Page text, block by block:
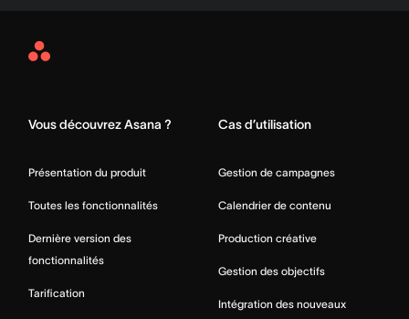
Asana
Vous découvrez Asana ?
Présentation du produit
Toutes les fonctionnalités
Dernière version des
fonctionnalités
Tarification
Cas d’utilisation
Gestion de campagnes
Calendrier de contenu
Production créative
Gestion des objectifs
Intégration des nouveaux